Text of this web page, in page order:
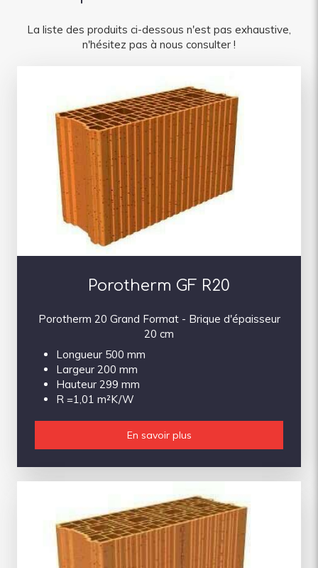
La liste des produits ci-dessous n'est pas exhaustive,
n'hésitez pas à nous consulter !
Porotherm GF R20
Porotherm 20 Grand Format - Brique d'épaisseur
20 cm
Longueur 500 mm
Largeur 200 mm
Hauteur 299 mm
R =1,01 m²K/W
En savoir plus